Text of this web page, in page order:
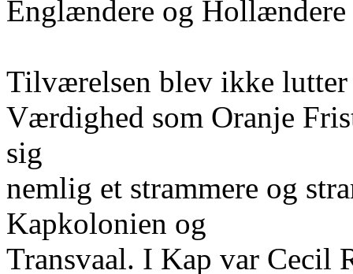
Englændere og
Tilværelsen blev ikke
Værdighed som Oranje
sig
nemlig et strammere og
Kapkolonien og
Transvaal. I Kap var Cecil